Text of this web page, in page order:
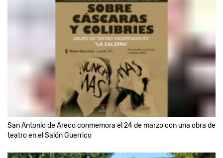
San Antonio de Areco conmemora el 24 de marzo con una obra de
teatro en el Salón Guerrico